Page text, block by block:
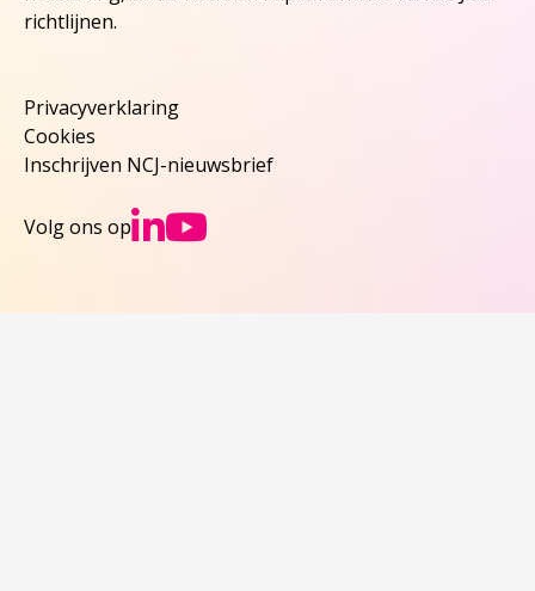
richtlijnen.
Privacyverklaring
Cookies
Inschrijven NCJ-nieuwsbrief
Volg ons op Ga naar NCJs